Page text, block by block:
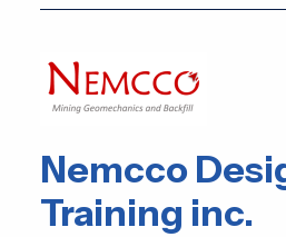
Nemcco
Training inc.